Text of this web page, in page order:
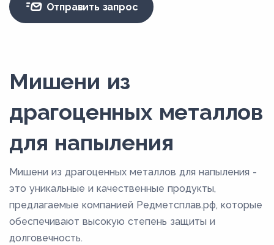
Отправить запрос
Мишени из
драгоценных металлов
для напыления
Мишени из драгоценных металлов для напыления -
это уникальные и качественные продукты,
предлагаемые компанией Редметсплав.рф, которые
обеспечивают высокую степень защиты и
долговечность.